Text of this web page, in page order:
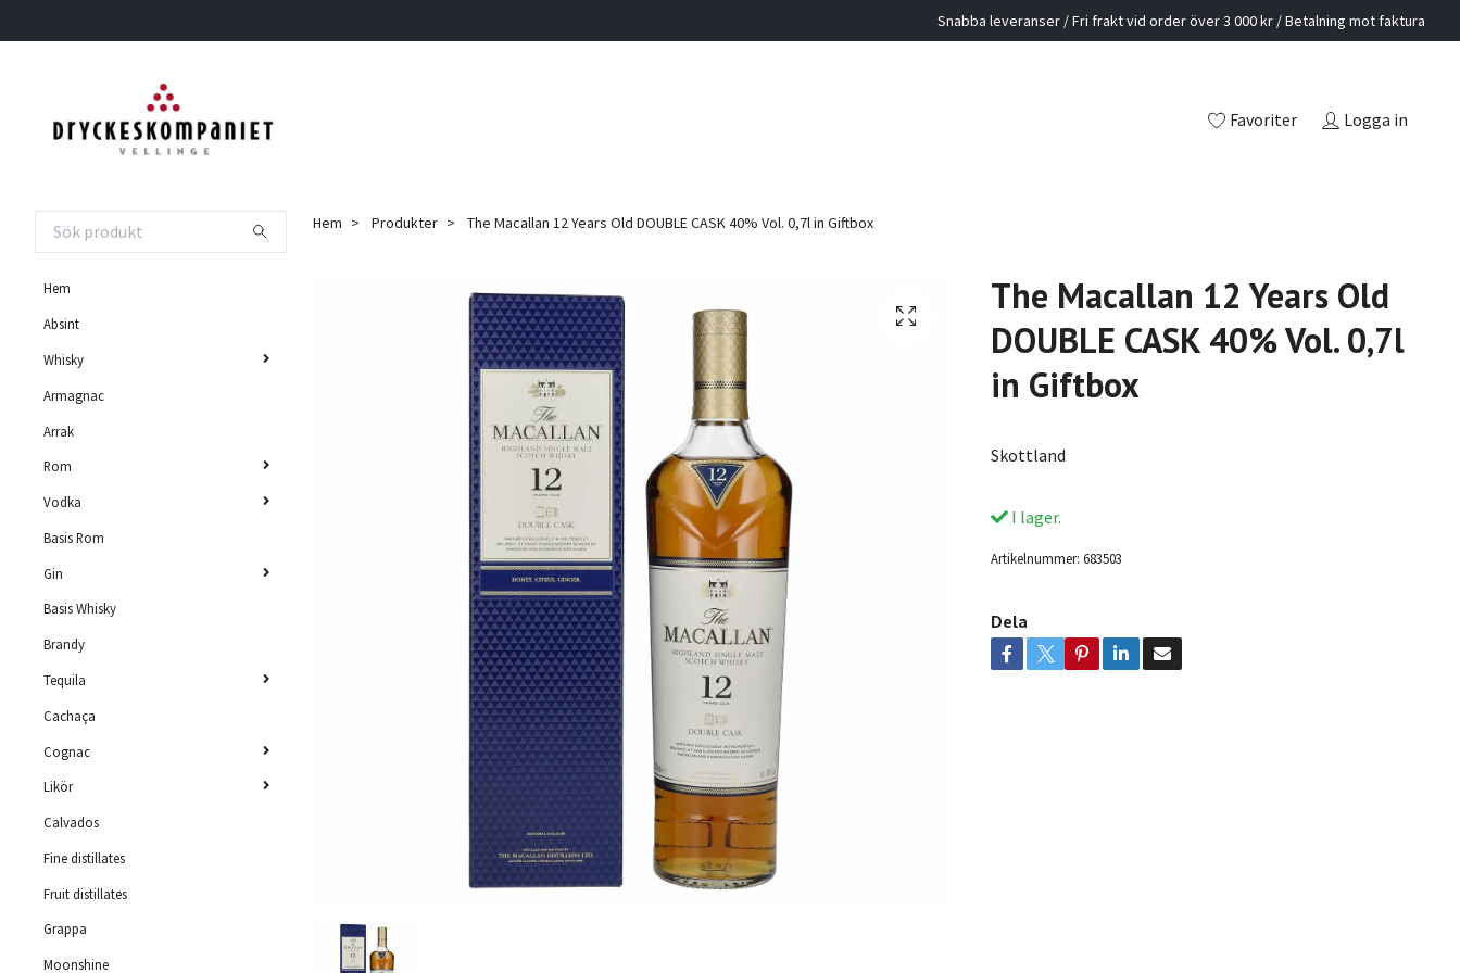
Snabba leveranser / Fri frakt vid order över 3 000 kr / Betalning mot faktura
Favoriter Logga in
Hem
Absint
Whisky
Armagnac
Arrak
Rom
Vodka
Basis Rom
Gin
Basis Whisky
Brandy
Tequila
Cachaça
Cognac
Likör
Calvados
Fine distillates
Fruit distillates
Grappa
Moonshine
Hem Produkter The Macallan 12 Years Old DOUBLE CASK 40% Vol. 0,7l in Giftbox
The Macallan 12 Years Old
DOUBLE CASK 40% Vol. 0,7l
in Giftbox
Skottland
I lager.
Artikelnummer: 683503
Dela